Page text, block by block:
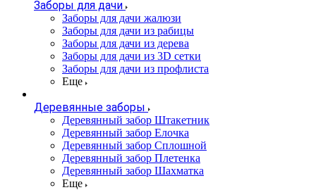
Заборы для дачи
Заборы для дачи жалюзи
Заборы для дачи из рабицы
Заборы для дачи из дерева
Заборы для дачи из 3D сетки
Заборы для дачи из профлиста
Еще
Деревянные заборы
Деревянный забор Штакетник
Деревянный забор Елочка
Деревянный забор Сплошной
Деревянный забор Плетенка
Деревянный забор Шахматка
Еще